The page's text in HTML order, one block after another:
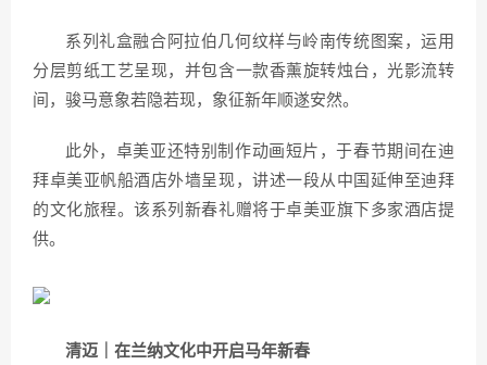
系列礼盒融合阿拉伯几何纹样与岭南传统图案，运用
分层剪纸工艺呈现，并包含一款香薰旋转烛台，光影流转
间，骏马意象若隐若现，象征新年顺遂安然。
此外，卓美亚还特别制作动画短片，于春节期间在迪
拜卓美亚帆船酒店外墙呈现，讲述一段从中国延伸至迪拜
的文化旅程。该系列新春礼赠将于卓美亚旗下多家酒店提
供。
清迈｜在兰纳文化中开启马年新春